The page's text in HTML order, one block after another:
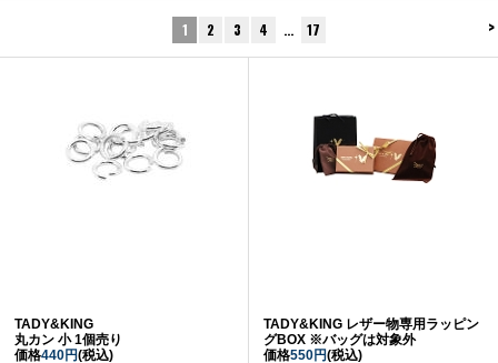
>
1 2 3 4 … 17
TADY&KING
丸カン 小 1個売り
価格440円(税込)
TADY&KING レザー物専用ラッピン
グBOX ※バッグは対象外
価格550円(税込)